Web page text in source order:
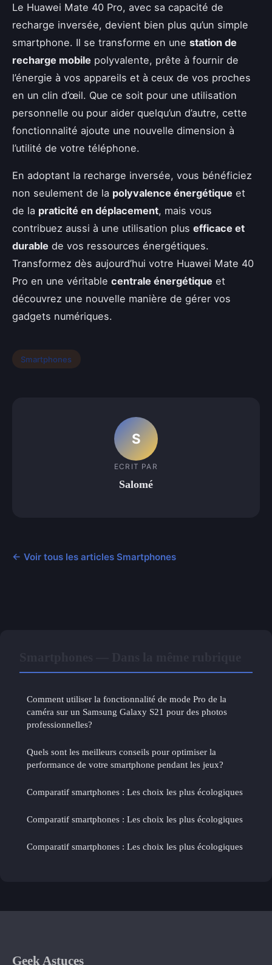
Le Huawei Mate 40 Pro, avec sa capacité de
recharge inversée, devient bien plus qu’un simple
smartphone. Il se transforme en une station de
recharge mobile polyvalente, prête à fournir de
l’énergie à vos appareils et à ceux de vos proches
en un clin d’œil. Que ce soit pour une utilisation
personnelle ou pour aider quelqu’un d’autre, cette
fonctionnalité ajoute une nouvelle dimension à
l’utilité de votre téléphone.
En adoptant la recharge inversée, vous bénéficiez
non seulement de la polyvalence énergétique et
de la praticité en déplacement, mais vous
contribuez aussi à une utilisation plus efficace et
durable de vos ressources énergétiques.
Transformez dès aujourd’hui votre Huawei Mate 40
Pro en une véritable centrale énergétique et
découvrez une nouvelle manière de gérer vos
gadgets numériques.
Smartphones
S
ECRIT PAR
Salomé
← Voir tous les articles Smartphones
Comment utiliser la fonctionnalité de mode Pro de la
caméra sur un Samsung Galaxy S21 pour des photos
professionnelles?
Quels sont les meilleurs conseils pour optimiser la
performance de votre smartphone pendant les jeux?
Comparatif smartphones : Les choix les plus écologiques
Comparatif smartphones : Les choix les plus écologiques
Comparatif smartphones : Les choix les plus écologiques
Geek Astuces